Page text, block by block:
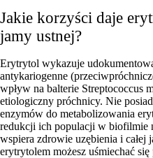
Jakie korzyści daje
jamy ustnej?
Erytrytol wykazuje
antykariogenne
wpływ na balterie Streptococcus
etiologiczny próchnicy. Nie
enzymów do metabolizowania
redukcji ich populacji w biofilmie
wspiera zdrowie uzębienia i całej
erytrytolem możesz uśmiechać